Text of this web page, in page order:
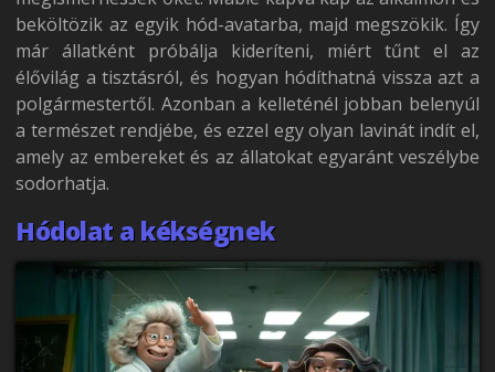
beköltözik az egyik hód-avatarba, majd megszökik. Így
már állatként próbálja kideríteni, miért tűnt el az
élővilág a tisztásról, és hogyan hódíthatná vissza azt a
polgármestertől. Azonban a kelleténél jobban belenyúl
a természet rendjébe, és ezzel egy olyan lavinát indít el,
amely az embereket és az állatokat egyaránt veszélybe
sodorhatja.
Hódolat a kékségnek